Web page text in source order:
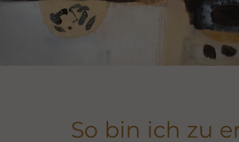
So bin ich zu